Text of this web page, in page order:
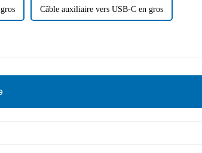
Câble auxiliaire vers USB-C en gros